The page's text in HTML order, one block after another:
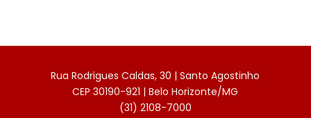
Rua Rodrigues Caldas, 30 | Santo Agostinho
CEP 30190-921 | Belo Horizonte/MG
(31) 2108-7000